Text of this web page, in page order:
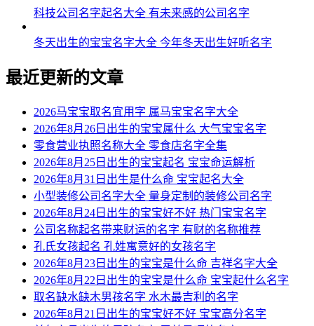
54、瑛影、芊虹、璇依、叶依、枫娣
55、梵俪、薇新、冬欣、菡甜、冬瑶
56、唯紫、澜依、冉雅、冉晓、婉俪
58、悦泉、采兰、谷萱、初翾、姗萱
59、甜汐、冉姗、蓝语、菲云、怡妤
60、悦灵、姝娇、然昕、秋冬、灵萌
61、采欣、南嫣、蓓冰、碧影、秋欣
62、兰澜、妍俪、兮萌、旋婉、楚娴
63、梓恬、秋姿、爱影、裳如、熙虹
64、龄熙、恩兮、舒楚、曦希、蕾若
65、桐雯、洛依、蕾唯、然秋、馨玥
科技公司名字起名大全 有未来感的公司名字
冬天出生的宝宝名字大全 今年冬天出生好听名字
最近更新的文章
2026马宝宝取名宜用字 属马宝宝名字大全
2026年8月26日出生的宝宝属什么 大气宝宝名字
零食营业执照名称大全 零食店名字全集
2026年8月25日出生的宝宝起名 宝宝命运解析
2026年8月31日出生是什么命 宝宝起名大全
小型装修公司名字大全 量身定制的装修公司名字
2026年8月24日出生的宝宝好不好 热门宝宝名字
公司名称起名带来财运的名字 有财的名称推荐
孔氏女孩起名 孔姓寓意好的女孩名字
2026年8月23日出生的宝宝是什么命 吉祥名字大全
2026年8月22日出生的宝宝是什么命 宝宝起什么名字
取名缺水缺木男孩名字 水木最吉利的名字
2026年8月21日出生的宝宝好不好 宝宝高分名字